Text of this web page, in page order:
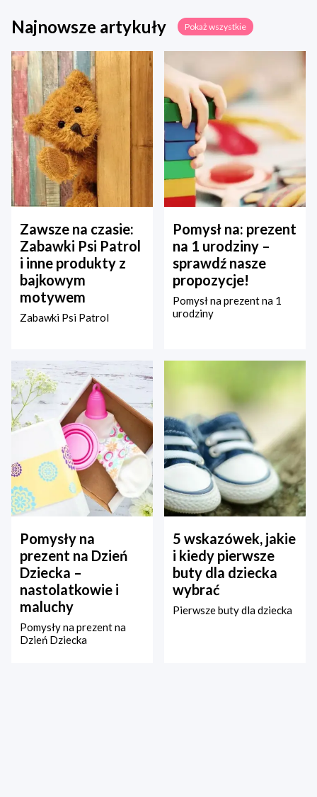
Najnowsze artykuły Pokaż wszystkie
Zawsze na czasie:
Zabawki Psi Patrol
i inne produkty z
bajkowym
motywem
Zabawki Psi Patrol
Pomysł na: prezent
na 1 urodziny –
sprawdź nasze
propozycje!
Pomysł na prezent na 1
urodziny
Pomysły na
prezent na Dzień
Dziecka –
nastolatkowie i
maluchy
Pomysły na prezent na
Dzień Dziecka
5 wskazówek, jakie
i kiedy pierwsze
buty dla dziecka
wybrać
Pierwsze buty dla dziecka